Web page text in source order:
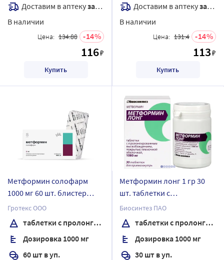
Доставим в аптекузавтра
В наличии
Цена: 134.88 14
116₽
Купить
Доставим в аптекузавтра
В наличии
Цена: 131.4 14
113₽
Купить
Метформин солофарм
1000 мг 60 шт. блистер
таблетки с
пролонгированным
высвобождением
Гротекс ООО
таблетки с пролонгированным высвобождением
Дозировка 1000 мг
60 шт в уп.
Метформин лонг 1 гр 30
шт. таблетки с
пролонгированным
высвобождением
покрытые пленочной
оболочкой
Биосинтез ПАО
таблетки с пролонгированным высвобождением
Дозировка 1000 мг
30 шт в уп.